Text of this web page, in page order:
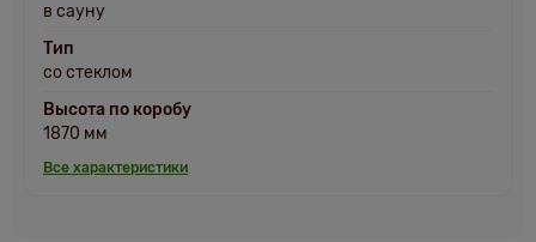
в сауну
Тип
со стеклом
Высота по коробу
1870 мм
Все характеристики